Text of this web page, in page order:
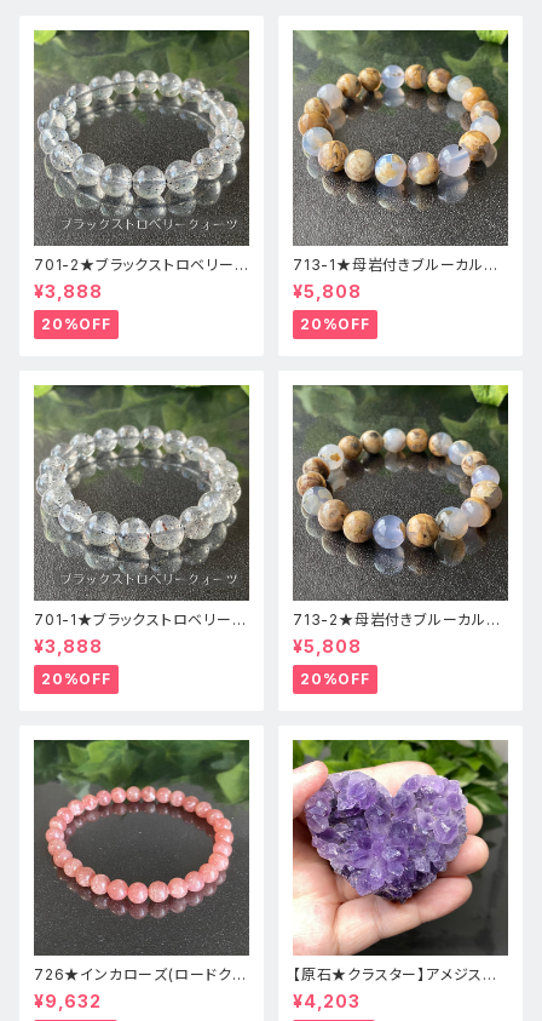
701-2★ブラックストロベリーク
ォーツ【高品質】天然石ブレスレ
ッパワーストーン
¥3,888
20%OFF
713-1★母岩付きブルーカルセ
ドニー【高品質】天然石ブレスレ
ットパワーストーン
¥5,808
20%OFF
701-1★ブラックストロベリーク
ォーツ【高品質】天然石ブレスレ
ッパワーストーン
¥3,888
20%OFF
713-2★母岩付きブルーカルセ
ドニー【高品質】天然石ブレスレ
ットパワーストーン
¥5,808
20%OFF
726★インカローズ(ロードクロ
サイト)★天然石ブレスレット新
品
¥9,632
【原石★クラスター】アメジスト
★ハート形★cp-071天然石パ
ワーストーン★インテリア置物
¥4,203